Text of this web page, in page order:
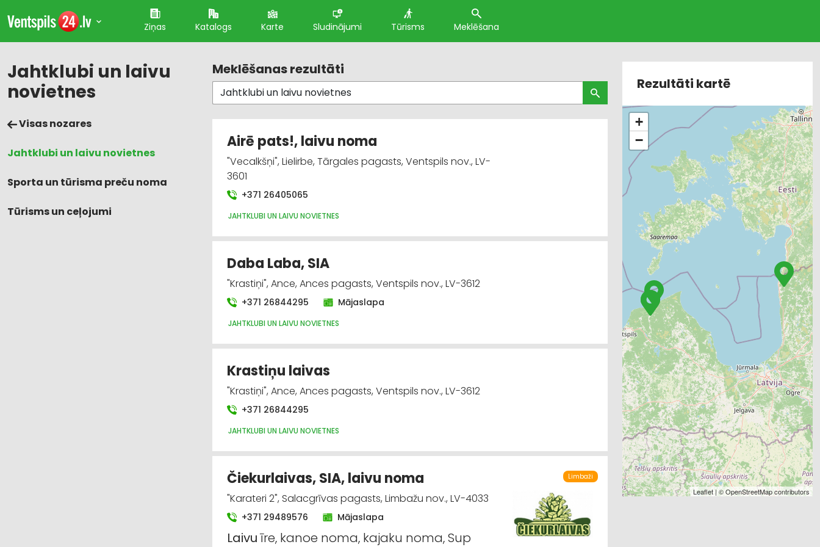
Ziņas Katalogs Karte Sludinājumi Tūrisms Meklēšana
Jahtklubi un laivu
novietnes
Visas nozares
Jahtklubi un laivu novietnes
Sporta un tūrisma preču noma
Tūrisms un ceļojumi
Meklēšanas rezultāti
Airē pats!, laivu noma
"Vecalkšņi", Lielirbe, Tārgales pagasts, Ventspils nov., LV-
3601
+371 26405065
JAHTKLUBI UN LAIVU NOVIETNES
Daba Laba, SIA
"Krastiņi", Ance, Ances pagasts, Ventspils nov., LV-3612
+371 26844295 Mājaslapa
JAHTKLUBI UN LAIVU NOVIETNES
Krastiņu laivas
"Krastiņi", Ance, Ances pagasts, Ventspils nov., LV-3612
+371 26844295
JAHTKLUBI UN LAIVU NOVIETNES
Limbaži
Čiekurlaivas, SIA, laivu noma
"Karateri 2", Salacgrīvas pagasts, Limbažu nov., LV-4033
+371 29489576 Mājaslapa
Laivuīre, kanoe noma, kajaku noma, Sup
Rezultāti kartē
+
−
Leaflet | ©OpenStreetMapcontributors